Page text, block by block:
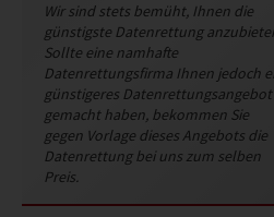
Wir sind stets bemüht, Ihnen die
günstigste Datenrettung
Sollte eine namhafte
Datenrettungsfirma Ihnen jedoch
günstigeres Datenrettungsangebot
gemacht haben, bekommen Sie
gegen Vorlage dieses Angebots die
Datenrettung bei uns zum selben
Preis.